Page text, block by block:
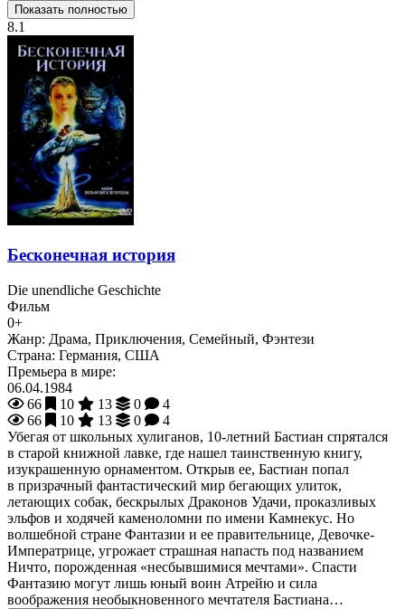
Показать полностью
8.1
Бесконечная история
Die unendliche Geschichte
Фильм
0+
Жанр: Драма, Приключения, Семейный, Фэнтези
Страна: Германия, США
Премьера в мире:
06.04.1984
66
10 13 0
4
66
10 13 0
4
Убегая от школьных хулиганов, 10-летний Бастиан спрятался
в старой книжной лавке, где нашел таинственную книгу,
изукрашенную орнаментом. Открыв ее, Бастиан попал
в призрачный фантастический мир бегающих улиток,
летающих собак, бескрылых Драконов Удачи, проказливых
эльфов и ходячей каменоломни по имени Камнекус. Но
волшебной стране Фантазии и ее правительнице, Девочке-
Императрице, угрожает страшная напасть под названием
Ничто, порожденная «несбывшимися мечтами». Спасти
Фантазию могут лишь юный воин Атрейю и сила
воображения необыкновенного мечтателя Бастиана…